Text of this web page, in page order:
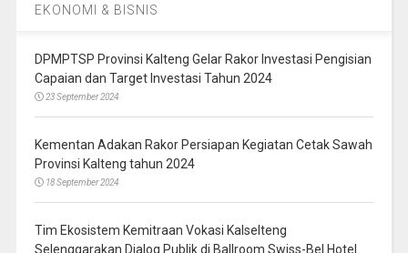
EKONOMI & BISNIS
DPMPTSP Provinsi Kalteng Gelar Rakor Investasi Pengisian
Capaian dan Target Investasi Tahun 2024
23 September 2024
Kementan Adakan Rakor Persiapan Kegiatan Cetak Sawah
Provinsi Kalteng tahun 2024
18 September 2024
Tim Ekosistem Kemitraan Vokasi Kalselteng
Selenggarakan Dialog Publik di Ballroom Swiss-Bel Hotel